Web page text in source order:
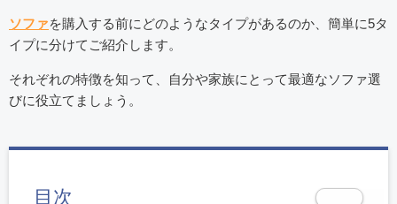
ソファを購入する前にどのようなタイプがあるのか、簡単に5タ
イプに分けてご紹介します。
それぞれの特徴を知って、自分や家族にとって最適なソファ選
びに役立てましょう。
目次